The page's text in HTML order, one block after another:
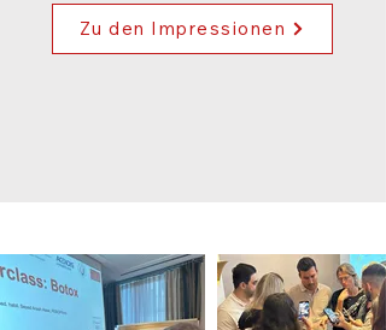
Zu den Impressionen